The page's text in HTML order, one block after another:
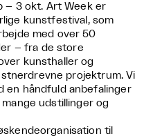
– 3 okt. Art Week er
kunstfestival, som
med over 50
– fra de store
kunsthaller og
projektrum. Vi
en håndfuld anbefalinger
udstillinger og
til